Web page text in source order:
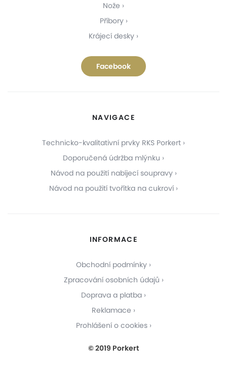
Nože
Příbory
Krájecí desky
Facebook
NAVIGACE
Technicko-kvalitativní prvky RKS Porkert
Doporučená údržba mlýnku
Návod na použití nabíjecí soupravy
Návod na použití tvořítka na cukroví
INFORMACE
Obchodní podmínky
Zpracování osobních údajů
Doprava a platba
Reklamace
Prohlášení o cookies
© 2019 Porkert